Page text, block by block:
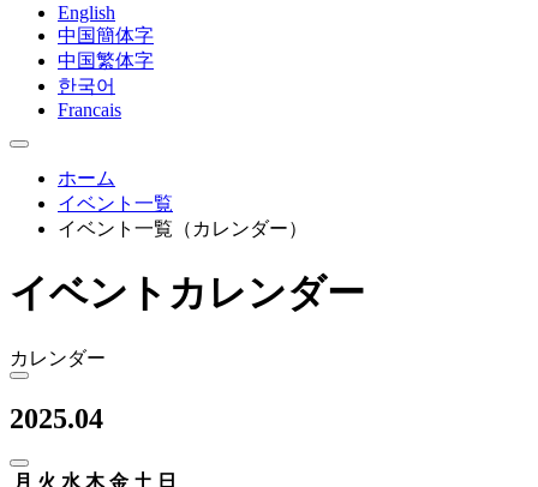
English
中国簡体字
中国繁体字
한국어
Francais
ホーム
イベント一覧
イベント一覧（カレンダー）
イベントカレンダー
カレンダー
2025.04
月 火 水 木 金 土 日